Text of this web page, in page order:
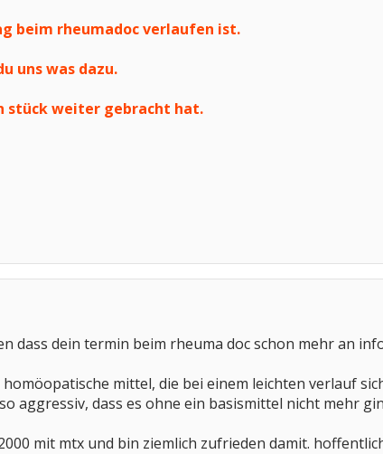
beim rheumadoc verlaufen ist.
uns was dazu.
stück weiter gebracht hat.
dass dein termin beim rheuma doc schon mehr an
mittel, die bei einem leichten verlauf
aggressiv, dass es ohne ein basismittel nicht mehr
mit mtx und bin ziemlich zufrieden damit.